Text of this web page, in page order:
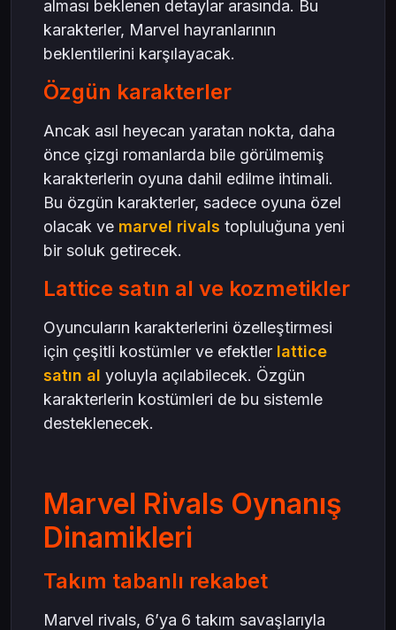
alması beklenen detaylar arasında. Bu
karakterler, Marvel hayranlarının
beklentilerini karşılayacak.
Özgün karakterler
Ancak asıl heyecan yaratan nokta, daha
önce çizgi romanlarda bile görülmemiş
karakterlerin oyuna dahil edilme ihtimali.
Bu özgün karakterler, sadece oyuna özel
olacak ve marvel rivals topluluğuna yeni
bir soluk getirecek.
Lattice satın al ve kozmetikler
Oyuncuların karakterlerini özelleştirmesi
için çeşitli kostümler ve efektler lattice
satın al yoluyla açılabilecek. Özgün
karakterlerin kostümleri de bu sistemle
desteklenecek.
Marvel Rivals Oynanış
Dinamikleri
Takım tabanlı rekabet
Marvel rivals, 6’ya 6 takım savaşlarıyla